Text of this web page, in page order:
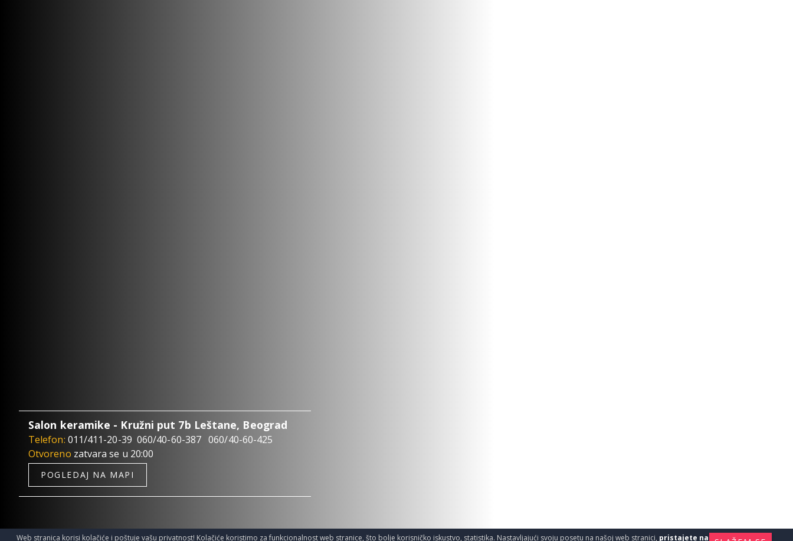
Salon keramike - Kružni put 7b Leštane, Beograd
Telefon: 011/411-20-39 060/40-60-387 060/40-60-425
Otvoreno zatvara se u 20:00
POGLEDAJ NA MAPI
Web stranica korisi kolačiće i poštuje vašu privatnost! Kolačiće koristimo za funkcionalnost web stranice, što bolje korisničko iskustvo, statistika. Nastavljajući svoju posetu na našoj web stranici, pristajete na